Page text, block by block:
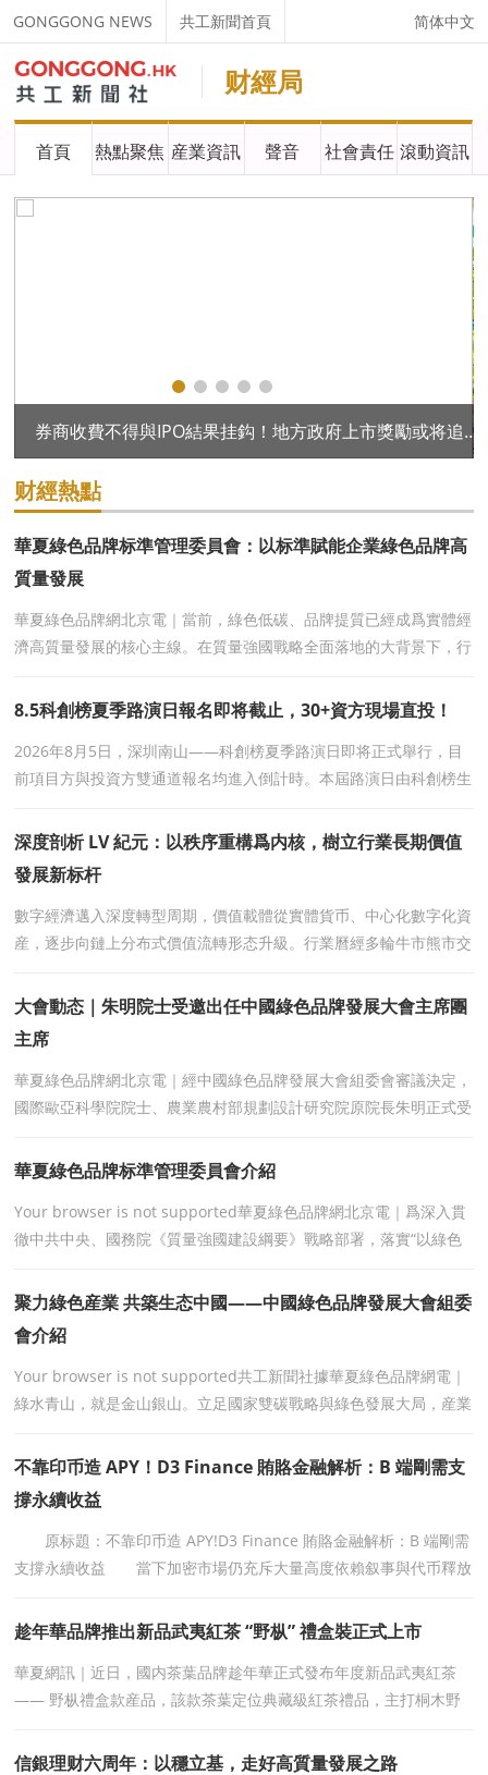
GONGGONG NEWS 共工新聞首頁 简体中文
财經局
首頁 熱點聚焦 産業資訊 聲音 社會責任 滾動資訊
券商收費不得與IPO結果挂鈎！地方政府上市獎勵或将追回！
财經熱點
華夏綠色品牌标準管理委員會：以标準賦能企業綠色品牌高
質量發展
華夏綠色品牌網北京電｜當前，綠色低碳、品牌提質已經成爲實體經
濟高質量發展的核心主線。在質量強國戰略全面落地的大背景下，行
8.5科創榜夏季路演日報名即将截止，30+資方現場直投！
2026年8月5日，深圳南山——科創榜夏季路演日即将正式舉行，目
前項目方與投資方雙通道報名均進入倒計時。本屆路演日由科創榜生
深度剖析 LV 紀元：以秩序重構爲内核，樹立行業長期價值
發展新标杆
數字經濟邁入深度轉型周期，價值載體從實體貨币、中心化數字化資
産，逐步向鏈上分布式價值流轉形态升級。行業曆經多輪牛市熊市交
大會動态｜朱明院士受邀出任中國綠色品牌發展大會主席團
主席
華夏綠色品牌網北京電｜經中國綠色品牌發展大會組委會審議決定，
國際歐亞科學院院士、農業農村部規劃設計研究院原院長朱明正式受
華夏綠色品牌标準管理委員會介紹
Your browser is not supported華夏綠色品牌網北京電｜爲深入貫
徹中共中央、國務院《質量強國建設綱要》戰略部署，落實“以綠色
聚力綠色産業 共築生态中國——中國綠色品牌發展大會組委
會介紹
Your browser is not supported共工新聞社據華夏綠色品牌網電｜
綠水青山，就是金山銀山。立足國家雙碳戰略與綠色發展大局，産業
不靠印币造 APY！D3 Finance 賄賂金融解析：B 端剛需支
撐永續收益
原标題：不靠印币造 APY!D3 Finance 賄賂金融解析：B 端剛需
支撐永續收益 當下加密市場仍充斥大量高度依賴叙事與代币釋放
趁年華品牌推出新品武夷紅茶 “野枞” 禮盒裝正式上市
華夏網訊｜近日，國内茶葉品牌趁年華正式發布年度新品武夷紅茶
—— 野枞禮盒款産品，該款茶葉定位典藏級紅茶禮品，主打桐木野
信銀理财六周年：以穩立基，走好高質量發展之路